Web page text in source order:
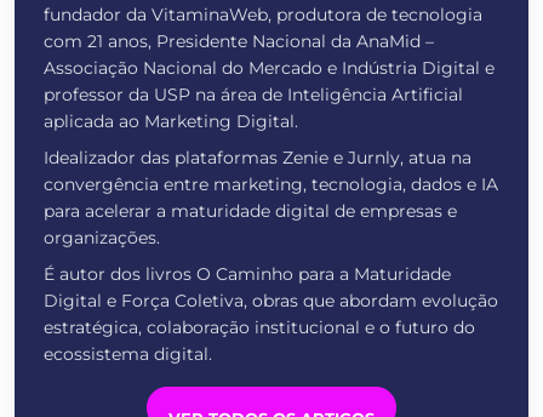
fundador da VitaminaWeb, produtora de tecnologia
com 21 anos, Presidente Nacional da AnaMid –
Associação Nacional do Mercado e Indústria Digital e
professor da USP na área de Inteligência Artificial
aplicada ao Marketing Digital.
Idealizador das plataformas Zenie e Jurnly, atua na
convergência entre marketing, tecnologia, dados e IA
para acelerar a maturidade digital de empresas e
organizações.
É autor dos livros O Caminho para a Maturidade
Digital e Força Coletiva, obras que abordam evolução
estratégica, colaboração institucional e o futuro do
ecossistema digital.